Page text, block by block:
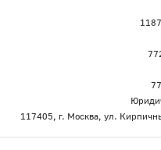
117405, г. Москва, ул.